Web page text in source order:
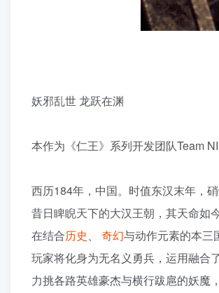
妖邪乱世 龙跃在渊
本作为《仁王》系列开发团队Team
西历184年，中国。时值东汉末年，硝
昔日睥睨天下的大汉王朝，其天命如
在结合历史、 奇幻与动作元素的本三
玩家将化身为无名义勇兵，运用融合
力挑各路英雄豪杰与横行跋扈的妖魔